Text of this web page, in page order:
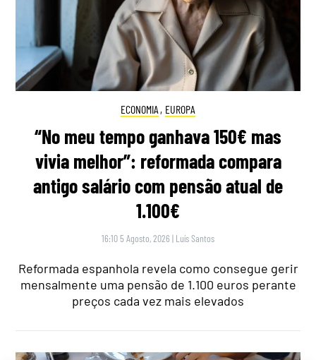
ECONOMIA , EUROPA
“No meu tempo ganhava 150€ mas
vivia melhor”: reformada compara
antigo salário com pensão atual de
1.100€
16:10 5 Agosto, 2026 | Luís Santos
Reformada espanhola revela como consegue gerir
mensalmente uma pensão de 1.100 euros perante
preços cada vez mais elevados